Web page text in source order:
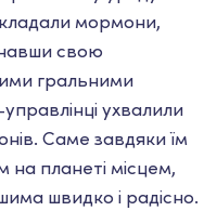
мормони,
свою
гральними
ухвалили
Саме завдяки їм
на планеті місцем,
швидко і радісно.